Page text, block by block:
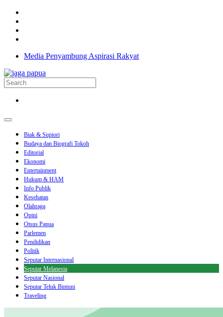
Media Penyambung Aspirasi Rakyat
Biak & Supiori
Budaya dan Biografi Tokoh
Editorial
Ekonomi
Entertainment
Hukum & HAM
Info Publik
Kesehatan
Olahraga
Opini
Otsus Papua
Parlemen
Pendidikan
Politik
Seputar Internasional
Seputar Melanesia
Seputar Nasional
Seputar Teluk Bintuni
Traveling